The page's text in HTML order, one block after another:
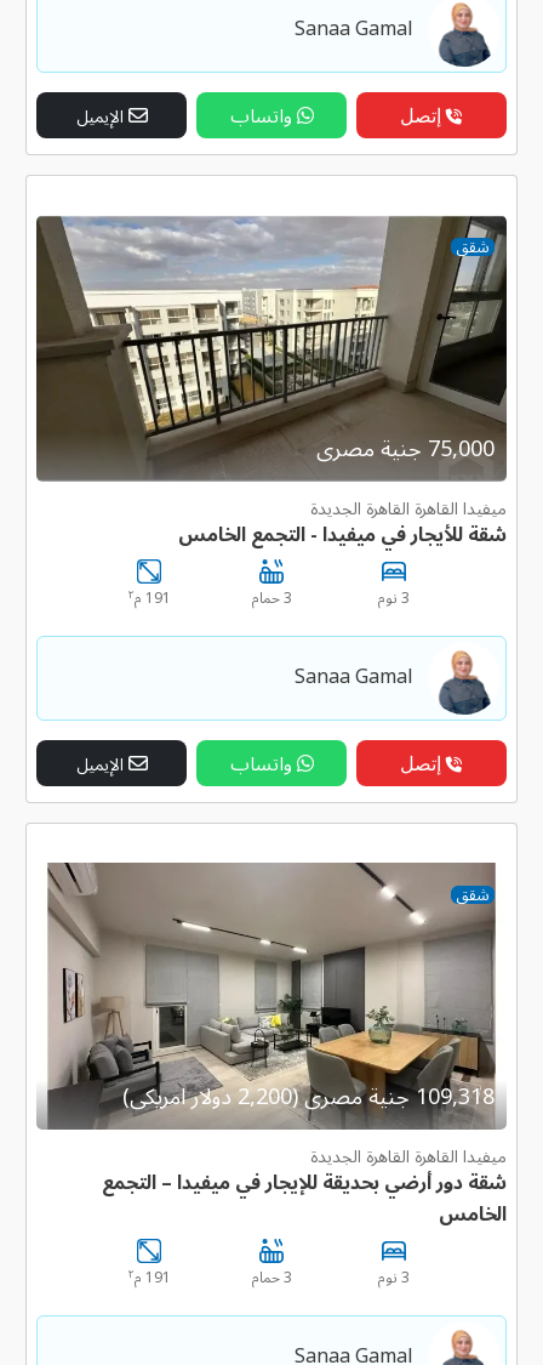
Sanaa Gamal
إتصل واتساب الإيميل
شقق
75,000 جنية مصرى
ميفيدا القاهرة القاهرة الجديدة
شقة للأيجار في ميفيدا - التجمع الخامس
3 نوم 3 حمام 191 م ٢
Sanaa Gamal
إتصل واتساب الإيميل
شقق
109,318 جنية مصرى (2,200 دولار امريكى)
ميفيدا القاهرة القاهرة الجديدة
شقة دور أرضي بحديقة للإيجار في ميفيدا – التجمع
الخامس
3 نوم 3 حمام 191 م ٢
Sanaa Gamal